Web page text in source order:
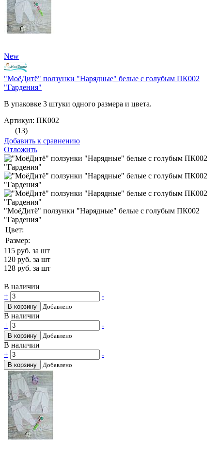
New
"МоёДитё" ползунки "Нарядные" белые с голубым ПК002
"Гардения"
В упаковке 3 штуки одного размера и цвета.
Артикул: ПК002
(13)
Добавить к сравнению
Отложить
"МоёДитё" ползунки "Нарядные" белые с голубым ПК002
"Гардения"
Цвет:
Размер:
115 руб. за шт
120 руб. за шт
128 руб. за шт
В наличии
+
-
В корзину Добавлено
В наличии
+
-
В корзину Добавлено
В наличии
+
-
В корзину Добавлено